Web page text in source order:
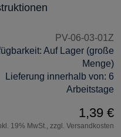
PV-06-03-01Z
Auf Lager (große
Menge)
Lieferung innerhalb von: 6
Arbeitstage
1,39 €
19% MwSt., zzgl. Versandkosten